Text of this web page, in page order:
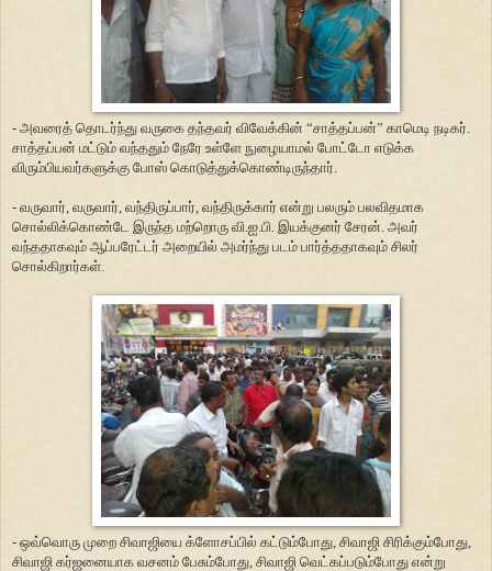
- அவரைத் தொடர்ந்து வருகை தந்தவர் விவேக்கின் “சாத்தப்பன்” காமெடி நடிகர்.
சாத்தப்பன் மட்டும் வந்ததும் நேரே உள்ளே நுழையாமல் போட்டோ எடுக்க
விரும்பியவர்களுக்கு போஸ் கொடுத்துக்கொண்டிருந்தார்.
- வருவார், வருவார், வந்திருப்பார், வந்திருக்கார் என்று பலரும் பலவிதமாக
சொல்லிக்கொண்டே இருந்த மற்றொரு வி.ஐ.பி. இயக்குனர் சேரன். அவர்
வந்ததாகவும் ஆப்பரேட்டர் அறையில் அமர்ந்து படம் பார்த்ததாகவும் சிலர்
சொல்கிறார்கள்.
- ஒவ்வொரு முறை சிவாஜியை க்ளோசப்பில் கட்டும்போது, சிவாஜி சிரிக்கும்போது,
சிவாஜி கர்ஜனையாக வசனம் பேசும்போது, சிவாஜி வெட்கப்படும்போது என்று